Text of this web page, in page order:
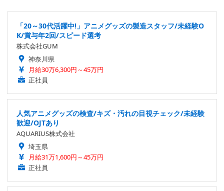
「20～30代活躍中!」アニメグッズの製造スタッフ/未経験O
K/賞与年2回/スピード選考
株式会社GUM
神奈川県
月給30万6,300円～45万円
正社員
人気アニメグッズの検査/キズ・汚れの目視チェック/未経験
歓迎/OJTあり
AQUARIUS株式会社
埼玉県
月給31万1,600円～45万円
正社員